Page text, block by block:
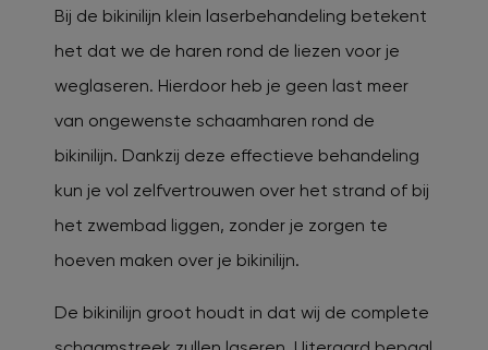
Bij de bikinilijn klein laserbehandeling betekent
het dat we de haren rond de liezen voor je
weglaseren. Hierdoor heb je geen last meer
van ongewenste schaamharen rond de
bikinilijn. Dankzij deze effectieve behandeling
kun je vol zelfvertrouwen over het strand of bij
het zwembad liggen, zonder je zorgen te
hoeven maken over je bikinilijn.
De bikinilijn groot houdt in dat wij de complete